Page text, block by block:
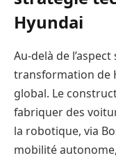
Hyundai
Au-delà de
transformation de
global. Le
fabriquer des
la robotique, via
mobilité